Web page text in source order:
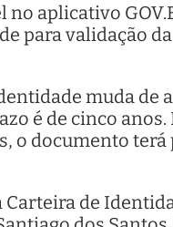
aplicativo
para validação
muda de
é de cinco
o documento
de